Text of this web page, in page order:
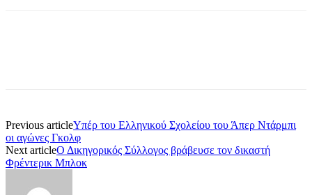
Previous articleΥπέρ του Ελληνικού Σχολείου του Άπερ Ντάρμπι
οι αγώνες Γκολφ
Next articleΟ Δικηγορικός Σύλλογος βράβευσε τον δικαστή
Φρέντερικ Μπλοκ